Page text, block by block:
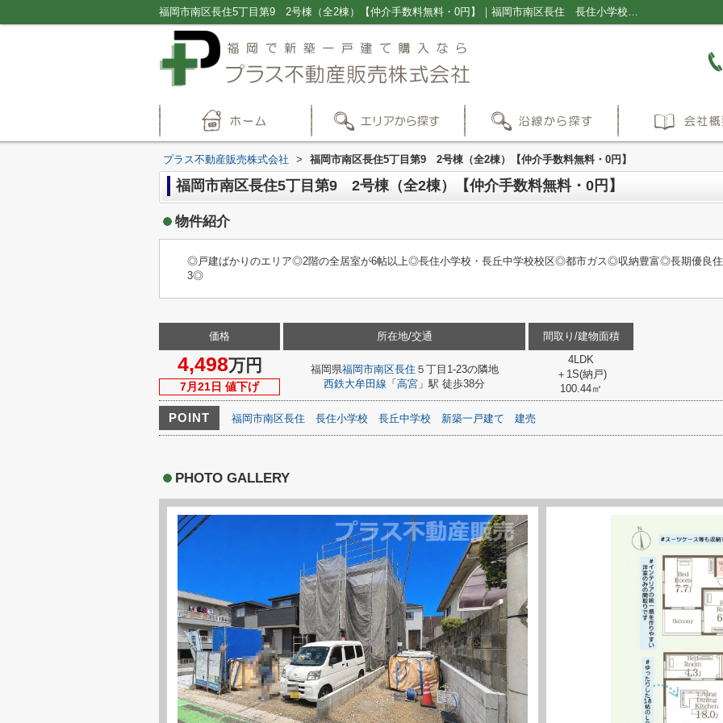
福岡市南区長住5丁目第9 2号棟（全2棟）【仲介手数料無料・0円】｜福岡市南区長住 長住小学校 長丘中学校 新築一戸建て 建売 ｜福岡の新築一戸建て・仲介手数料無料の売買物件情報ならプラス不動産販売株式会社
プラス不動産販売株式会社 > 福岡市南区長住5丁目第9 2号棟（全2棟）【仲介手数料無料・0円】
福岡市南区長住5丁目第9 2号棟（全2棟）【仲介手数料無料・0円】
物件紹介
◎戸建ばかりのエリア◎2階の全居室が6帖以上◎長住小学校・長丘中学校校区◎都市ガス◎収納豊富◎長期優良
3◎
価格
4,498万円
7月21日 値下げ
所在地/交通
福岡県福岡市南区長住 ５丁目1-23の隣地
西鉄大牟田線 「 高宮 」駅 徒歩38分
間取り/建物面積
4LDK
＋1S(納戸)
100.44㎡
POINT 福岡市南区長住 長住小学校 長丘中学校 新築一戸建て 建売
PHOTO GALLERY